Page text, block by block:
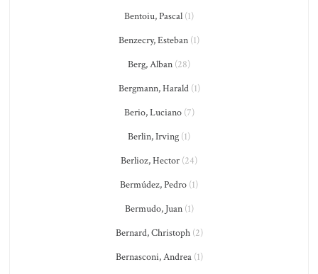
Bentoiu, Pascal (1)
Benzecry, Esteban (1)
Berg, Alban (28)
Bergmann, Harald(1)
Berio, Luciano(7)
Berlin, Irving (1)
Berlioz, Hector (24)
Bermúdez, Pedro (1)
Bermudo, Juan(1)
Bernard, Christoph(2)
Bernasconi, Andrea(1)